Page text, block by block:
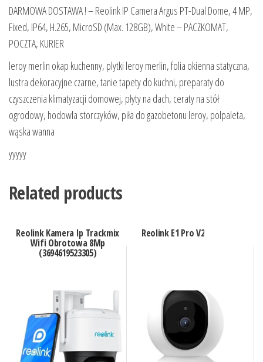
DARMOWA DOSTAWA ! – Reolink IP Camera Argus PT-Dual Dome, 4 MP,
Fixed, IP64, H.265, MicroSD (Max. 128GB), White – PACZKOMAT,
POCZTA, KURIER
leroy merlin okap kuchenny, plytki leroy merlin, folia okienna statyczna,
lustra dekoracyjne czarne, tanie tapety do kuchni, preparaty do
czyszczenia klimatyzacji domowej, płyty na dach, ceraty na stół
ogrodowy, hodowla storczyków, piła do gazobetonu leroy, polpaleta,
wąska wanna
yyyyy
Related products
Reolink Kamera Ip Trackmix
Wifi Obrotowa 8Mp
(3694619523305)
Reolink E1 Pro V2